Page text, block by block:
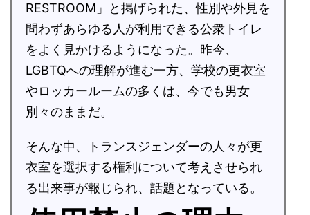
RESTROOM」と掲げられた、性別や外見を
問わずあらゆる人が利用できる公衆トイレ
をよく見かけるようになった。昨今、
LGBTQへの理解が進む一方、学校の更衣室
やロッカールームの多くは、今でも男女
別々のままだ。
そんな中、トランスジェンダーの人々が更
衣室を選択する権利について考えさせられ
る出来事が報じられ、話題となっている。